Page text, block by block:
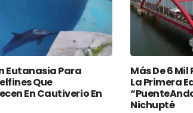
Eutanasia Para
Que
En Cautiverio En
Más De 6
La Primera
Nichupté